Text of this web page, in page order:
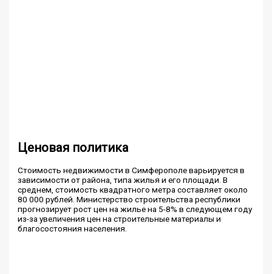
Ценовая политика
Стоимость недвижимости в Симферополе варьируется в
зависимости от района, типа жилья и его площади. В
среднем, стоимость квадратного метра составляет около
80 000 рублей. Министерство строительства республики
прогнозирует рост цен на жилье на 5-8% в следующем году
из-за увеличения цен на строительные материалы и
благосостояния населения.